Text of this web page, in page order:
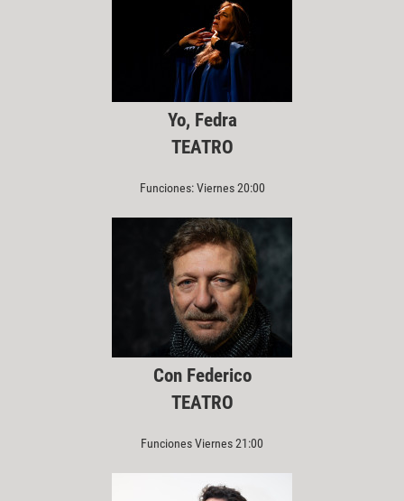
Yo, Fedra
TEATRO
Funciones: Viernes 20:00
Con Federico
TEATRO
Funciones Viernes 21:00